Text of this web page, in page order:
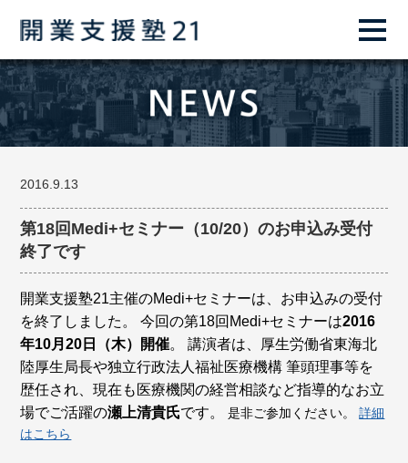
2016.9.13
第18回Medi+セミナー（10/20）のお申込み受付
終了です
開業支援塾21主催のMedi+セミナーは、お申込みの受付
を終了しました。
今回の第18回Medi+セミナーは2016
年10月20日（木）開催。 講演者は、 厚生労働省東海北
陸厚生局長や独立行政法人福祉医療機構 筆頭理事等を
歴任され、現在も医療機関の経営相談など指導的なお立
場でご活躍の瀬上清貴氏です。 是非ご参加ください。詳細
はこちら